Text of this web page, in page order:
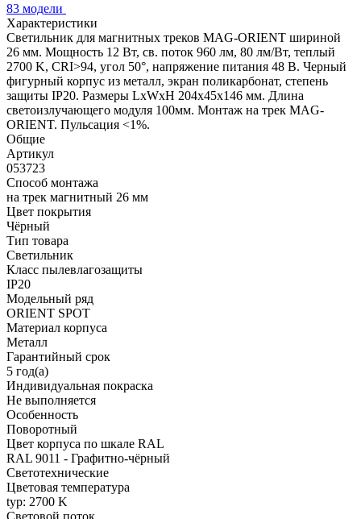
83 модели
Характеристики
Светильник для магнитных треков MAG-ORIENT шириной
26 мм. Мощность 12 Вт, св. поток 960 лм, 80 лм/Вт, теплый
2700 K, CRI>94, угол 50°, напряжение питания 48 В. Черный
фигурный корпус из металл, экран поликарбонат, степень
защиты IP20. Размеры LxWxH 204x45x146 мм. Длина
светоизлучающего модуля 100мм. Монтаж на трек MAG-
ORIENT. Пульсация <1%.
Общие
Артикул
053723
Способ монтажа
на трек магнитный 26 мм
Цвет покрытия
Чёрный
Тип товара
Светильник
Класс пылевлагозащиты
IP20
Модельный ряд
ORIENT SPOT
Материал корпуса
Металл
Гарантийный срок
5 год(а)
Индивидуальная покраска
Не выполняется
Особенность
Поворотный
Цвет корпуса по шкале RAL
RAL 9011 - Графитно-чёрный
Светотехнические
Цветовая температура
typ: 2700 K
Световой поток